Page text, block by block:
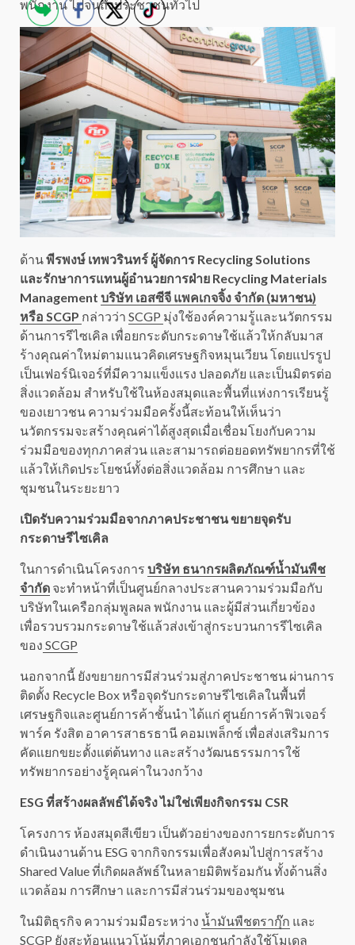
พนักงาน ไปจนถึงประชาชนทั่วไป
ด้านพีรพงษ์ เทพวรินทร์ ผู้จัดการ Recycling Solutions
และรักษาการแทนผู้อำนวยการฝ่าย Recycling Materials
Management บริษัท เอสซีจี แพคเกจจิ้ง จำกัด (มหาชน)
หรือ SCGP กล่าวว่า SCGP มุ่งใช้องค์ความรู้และนวัตกรรม
ด้านการรีไซเคิล เพื่อยกระดับกระดาษใช้แล้วให้กลับมาส
ร้างคุณค่าใหม่ตามแนวคิดเศรษฐกิจหมุนเวียน โดยแปรรูป
เป็นเฟอร์นิเจอร์ที่มีความแข็งแรง ปลอดภัย และเป็นมิตรต่อ
สิ่งแวดล้อม สำหรับใช้ในห้องสมุดและพื้นที่แห่งการเรียนรู้
ของเยาวชน ความร่วมมือครั้งนี้สะท้อนให้เห็นว่า
นวัตกรรมจะสร้างคุณค่าได้สูงสุดเมื่อเชื่อมโยงกับความ
ร่วมมือของทุกภาคส่วน และสามารถต่อยอดทรัพยากรที่ใช้
แล้วให้เกิดประโยชน์ทั้งต่อสิ่งแวดล้อม การศึกษา และ
ชุมชนในระยะยาว
เปิดรับความร่วมมือจากภาคประชาชน ขยายจุดรับ
กระดาษรีไซเคิล
ในการดำเนินโครงการ บริษัท ธนากรผลิตภัณฑ์น้ำมันพืช
จำกัด จะทำหน้าที่เป็นศูนย์กลางประสานความร่วมมือกับ
บริษัทในเครือกลุ่มพูลผล พนักงาน และผู้มีส่วนเกี่ยวข้อง
เพื่อรวบรวมกระดาษใช้แล้วส่งเข้าสู่กระบวนการรีไซเคิล
ของ SCGP
นอกจากนี้ ยังขยายการมีส่วนร่วมสู่ภาคประชาชน ผ่านการ
ติดตั้ง Recycle Box หรือจุดรับกระดาษรีไซเคิลในพื้นที่
เศรษฐกิจและศูนย์การค้าชั้นนำ ได้แก่ ศูนย์การค้าฟิวเจอร์
พาร์ค รังสิต อาคารสาธรธานี คอมเพล็กซ์ เพื่อส่งเสริมการ
คัดแยกขยะตั้งแต่ต้นทาง และสร้างวัฒนธรรมการใช้
ทรัพยากรอย่างรู้คุณค่าในวงกว้าง
ESG ที่สร้างผลลัพธ์ได้จริง ไม่ใช่เพียงกิจกรรม CSR
โครงการ ห้องสมุดสีเขียว เป็นตัวอย่างของการยกระดับการ
ดำเนินงานด้าน ESG จากกิจกรรมเพื่อสังคมไปสู่การสร้าง
Shared Value ที่เกิดผลลัพธ์ในหลายมิติพร้อมกัน ทั้งด้านสิ่ง
แวดล้อม การศึกษา และการมีส่วนร่วมของชุมชน
ในมิติธุรกิจ ความร่วมมือระหว่าง น้ำมันพืชตรากุ๊ก และ
SCGP ยังสะท้อนแนวโน้มที่ภาคเอกชนกำลังใช้โมเดล